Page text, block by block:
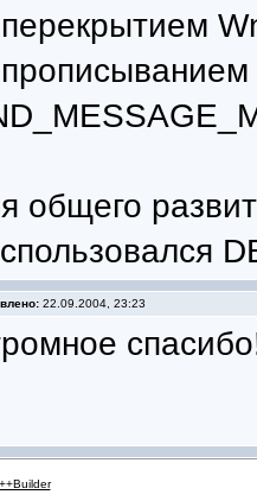
общего
22.09.2004, 23:23